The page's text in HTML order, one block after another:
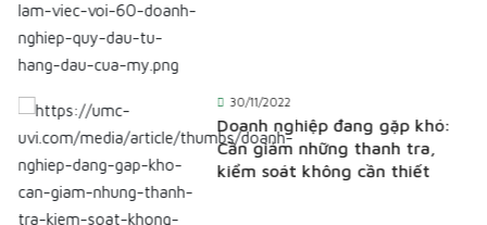
30/11/2022
Doanh nghiệp đang gặp khó:
Cần giảm những thanh tra,
kiểm soát không cần thiết